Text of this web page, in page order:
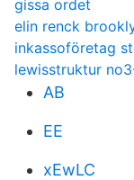
gissa ordet
elin renck
inkassoföretag
lewisstruktur
AB
EE
xEwLC